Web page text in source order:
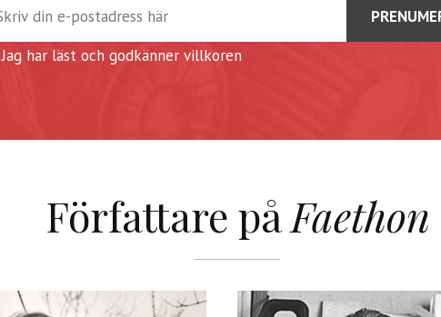
Jag har läst och godkänner villkoren
Författare påFaethon